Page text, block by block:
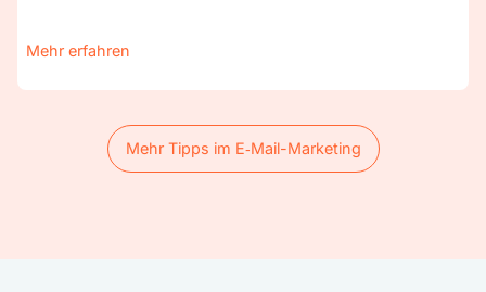
Mehr erfahren
Mehr Tipps im E‑Mail-Marketing
Mehr Tipps im E‑Mail-Marketing